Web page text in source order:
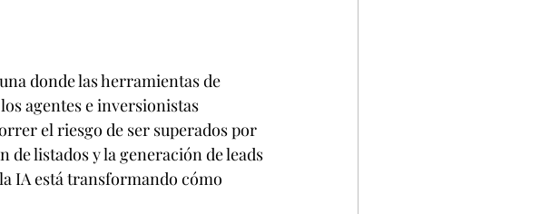
donde las herramientas de
agentes e inversionistas
el riesgo de ser superados por
listados y la generación de leads
IA está transformando cómo